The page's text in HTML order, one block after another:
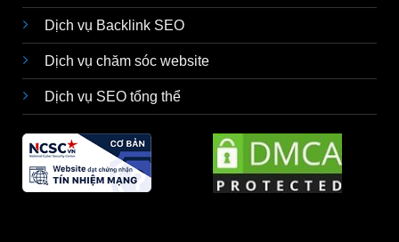
Dịch vụ Backlink SEO
Dịch vụ chăm sóc website
Dịch vụ SEO tổng thể